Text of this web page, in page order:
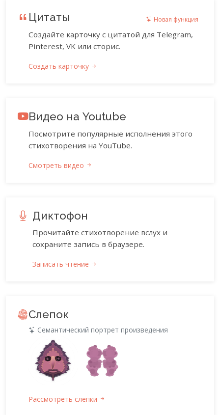
Цитаты Новая функция
Создайте карточку с цитатой для Telegram,
Pinterest, VK или сторис.
Создать карточку
Видео на Youtube
Посмотрите популярные исполнения этого
стихотворения на YouTube.
Смотреть видео
Диктофон
Прочитайте стихотворение вслух и
сохраните запись в браузере.
Записать чтение
Слепок
Семантический портрет произведения
Рассмотреть слепки